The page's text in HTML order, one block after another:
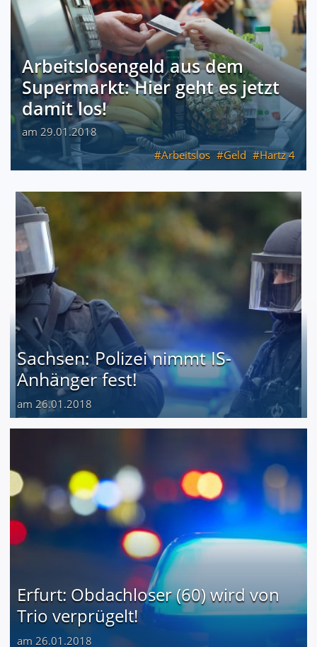
Arbeitslosengeld aus dem
Supermarkt: Hier geht es jetzt
damit los!
am 29.01.2018
Arbeitslos
Geld Hartz 4
Sachsen: Polizei nimmt IS-
Anhänger fest!
am 26.01.2018
Erfurt: Obdachloser (60) wird von
Trio verprügelt!
am 26.01.2018